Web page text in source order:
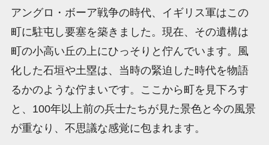
アングロ・ボーア戦争の時代、イギリス軍はこの
町に駐屯し要塞を築きました。現在、その遺構は
町の小高い丘の上にひっそりと佇んでいます。風
化した石垣や土塁は、当時の緊迫した時代を物語
るかのような佇まいです。ここから町を見下ろす
と、100年以上前の兵士たちが見た景色と今の風景
が重なり、不思議な感覚に包まれます。